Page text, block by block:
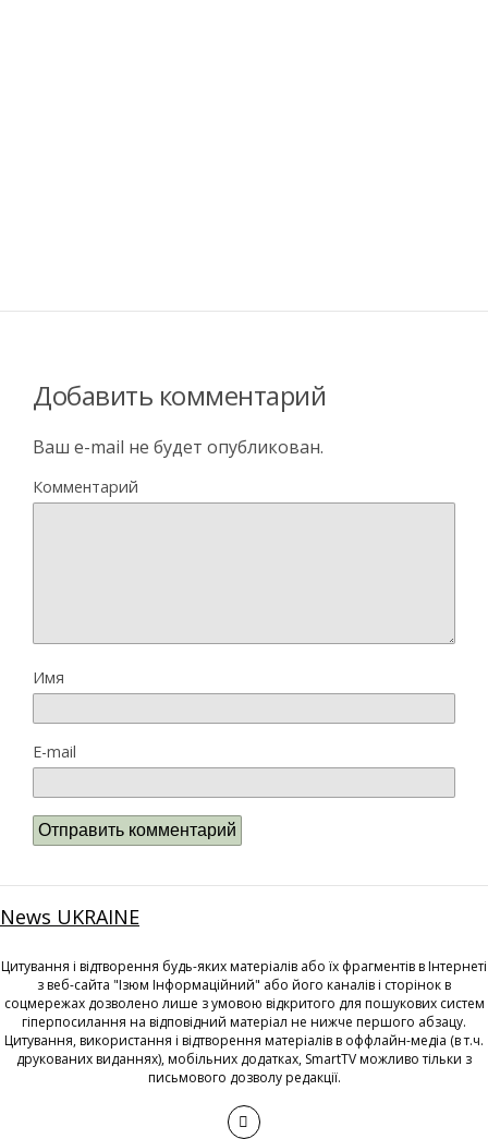
Добавить комментарий
Ваш e-mail не будет опубликован.
Комментарий
Имя
E-mail
News UKRAINE
Цитування і відтворення будь-яких матеріалів або їх фрагментів в Інтернеті
з веб-сайта "Ізюм Інформаційний" або його каналів і сторінок в
соцмережах дозволено лише з умовою відкритого для пошукових систем
гіперпосилання на відповідний матеріал не нижче першого абзацу.
Цитування, використання і відтворення матеріалів в оффлайн-медіа (в т.ч.
друкованих виданнях), мобільних додатках, SmartTV можливо тільки з
письмового дозволу редакції.